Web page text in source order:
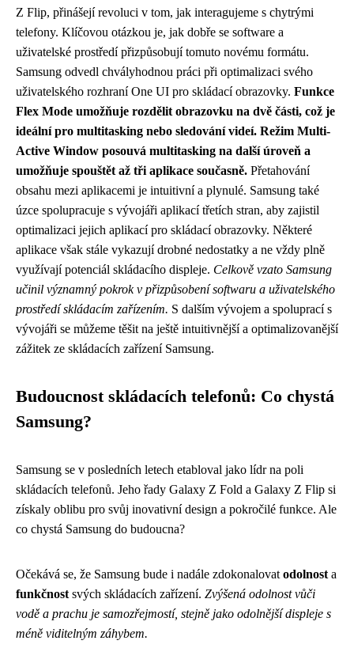
Z Flip, přinášejí revoluci v tom, jak interagujeme s chytrými
telefony. Klíčovou otázkou je, jak dobře se software a
uživatelské prostředí přizpůsobují tomuto novému formátu.
Samsung odvedl chvályhodnou práci při optimalizaci svého
uživatelského rozhraní One UI pro skládací obrazovky. Funkce
Flex Mode umožňuje rozdělit obrazovku na dvě části, což je
ideální pro multitasking nebo sledování videí. Režim Multi-
Active Window posouvá multitasking na další úroveň a
umožňuje spouštět až tři aplikace současně. Přetahování
obsahu mezi aplikacemi je intuitivní a plynulé. Samsung také
úzce spolupracuje s vývojáři aplikací třetích stran, aby zajistil
optimalizaci jejich aplikací pro skládací obrazovky. Některé
aplikace však stále vykazují drobné nedostatky a ne vždy plně
využívají potenciál skládacího displeje. Celkově vzato Samsung
učinil významný pokrok v přizpůsobení softwaru a uživatelského
prostředí skládacím zařízením. S dalším vývojem a spoluprací s
vývojáři se můžeme těšit na ještě intuitivnější a optimalizovanější
zážitek ze skládacích zařízení Samsung.
Budoucnost skládacích telefonů: Co chystá
Samsung?
Samsung se v posledních letech etabloval jako lídr na poli
skládacích telefonů. Jeho řady Galaxy Z Fold a Galaxy Z Flip si
získaly oblibu pro svůj inovativní design a pokročilé funkce. Ale
co chystá Samsung do budoucna?
Očekává se, že Samsung bude i nadále zdokonalovat odolnost a
funkčnost svých skládacích zařízení. Zvýšená odolnost vůči
vodě a prachu je samozřejmostí, stejně jako odolnější displeje s
méně viditelným záhybem.